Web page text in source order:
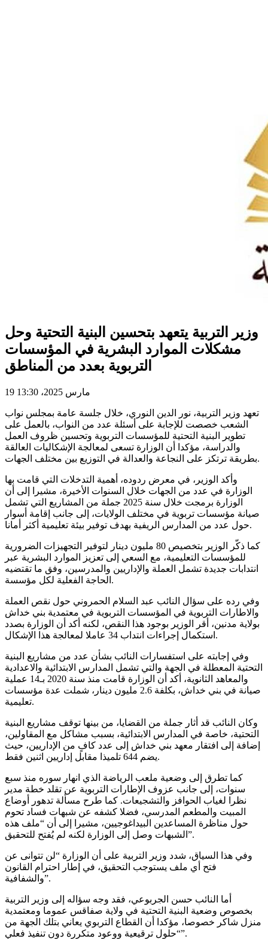
وزير التربية يتعهد بتحسين البنية التحتية وحل
مشكلات الموارد البشرية في المؤسسات
التربوية بعدد من المناطق
19 مارس 2025، 13:30
تعهد وزير التربية، نور الدين النوري، خلال جلسة عامة بمجلس نواب
الشعب خصصت للإجابة على أسئلة عدد من النواب، بالعمل على
تطوير البنية التحتية للمؤسسات التربوية وتحسين ظروف العمل
والدراسة، مؤكدا أن الوزارة تسعى لمعالجة الإشكاليات العالقة
بطريقة ترتكز على النجاعة والعدالة في التوزيع بين مختلف الجهات.
وأكد الوزير، في معرض ردوده، أهمية التدخلات التي قامت بها
الوزارة في عدد من الجهات خلال السنوات الأخيرة، مشيرا إلى أن
الوزارة برمجت خلال سنة 2025 جملة من المشاريع التي تشمل
صيانة مؤسسات تربوية في مختلف الولايات، إلى جانب إقامة أسوار
حول عدد من المدارس الريفية بهدف توفير بيئة تعليمية أكثر أمانا.
كما ذكّر الوزير بتخصيص 80 مليون دينار لتوفير التجهيزات الضرورية
للمؤسسات التعليمية، مع السعي إلى تعزيز الموارد البشرية عبر
انتدابات جديدة تشمل العملة والإداريين والمدرسين، وفق ما تقتضيه
الحاجة الفعلية لكل مؤسسة.
وفي رده على سؤال النائب عبد السلام الحمروني حول نقص العملة
والاطارات التربوية في المؤسسات التربوية في معتمدية بني خداش
بولاية مدنين، أقر الوزير بوجود هذا النقص، لكنه أكد أن الوزارة بصدد
استكمال إجراءات انتداب 34 عاملا لمعالجة هذا الإشكال.
وفي إجابته على استفسارات النائب بشأن عدد من مشاريع البنية
التحتية المعطلة في الجهة والتي تشمل المدارس الابتدائية والاعدادية
والمعاهد الثانوية، أكد أن الوزارة قامت منذ سنة 2020 بـ14 عملية
صيانة في بني خداش، بكلفة 2.6 مليون دينار، شملت عدة مؤسسات
تعليمية.
وكان النائب قد أثار جملة من القضايا، من بينها توقف مشاريع البنية
التحتية، خاصة في المدارس الابتدائية، بسبب مشاكل مع المقاولين،
إضافة إلى افتقار معهد بني خداش إلى عدد كافٍ من الإداريين، حيث
يضم 644 تلميذا مقابل إداريين اثنين فقط.
كما تطرق إلى وضعية ملعب الرياضة الذي انهار سوره منذ سبع
سنوات، إلى جانب عزوف الإطارات التربوية عن تقلد خطة مدير
نظرا لغياب الحوافز والتشجيعات. كما طرح مسألة تدهور أوضاع
المبيت والمطعم المدرسي، فضلا كشفه عن شبهات فساد تحوم
حول مناظرة المساعدين البيداغوجيين، مشيرا إلى أن “ملف هذه
الشبهات وصل إلى الوزارة لكنه لم يُفتح للتحقيق”.
وفي هذا السياق، شدد وزير التربية على أن الوزارة “لن تتوانى عن
فتح أي ملف يستوجب التحقيق، في إطار احترام القانون
والشفافية”.
أما النائب حسن الجربوعي، فقد وجه سؤاله إلى وزير التربية
بخصوص وضعية البنية التحتية في ولاية صفاقس عموما ومعتمدية
منزل شاكر خصوصا، مؤكدا أن القطاع التربوي يعاني بتلك الجهة من
“حلول ترقيعية ووعود متكررة دون تنفيذ فعلي”.